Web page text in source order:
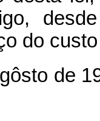
do
de